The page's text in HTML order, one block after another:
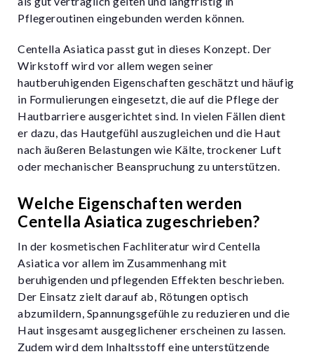
Pflegeroutinen eingebunden werden können.
Centella Asiatica passt gut in dieses Konzept. Der
Wirkstoff wird vor allem wegen seiner
hautberuhigenden Eigenschaften geschätzt und häufig
in Formulierungen eingesetzt, die auf die Pflege der
Hautbarriere ausgerichtet sind. In vielen Fällen dient
er dazu, das Hautgefühl auszugleichen und die Haut
nach äußeren Belastungen wie Kälte, trockener Luft
oder mechanischer Beanspruchung zu unterstützen.
Welche Eigenschaften werden
Centella Asiatica zugeschrieben?
In der kosmetischen Fachliteratur wird Centella
Asiatica vor allem im Zusammenhang mit
beruhigenden und pflegenden Effekten beschrieben.
Der Einsatz zielt darauf ab, Rötungen optisch
abzumildern, Spannungsgefühle zu reduzieren und die
Haut insgesamt ausgeglichener erscheinen zu lassen.
Zudem wird dem Inhaltsstoff eine unterstützende